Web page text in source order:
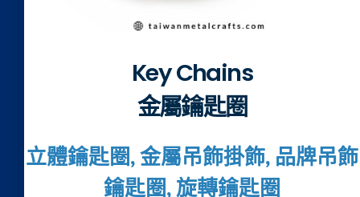
Key Chains
金屬鑰匙圈
立體鑰匙圈, 金屬吊飾掛飾, 品牌吊飾
鑰匙圈, 旋轉鑰匙圈